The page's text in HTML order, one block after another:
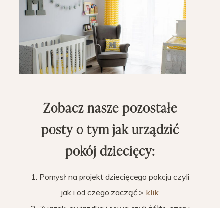
Zobacz nasze pozostałe
posty o tym jak urządzić
pokój dziecięcy:
1. Pomysł na projekt dziecięcego pokoju czyli
jak i od czego zacząć > klik